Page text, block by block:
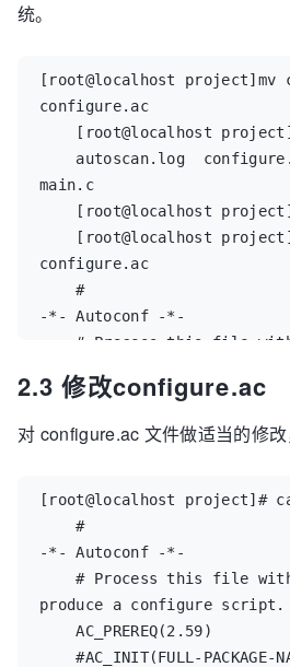
统。
[root@localhost project]mv
configure.ac
main.c
configure.ac
    #
-*- Autoconf -*-
    AC_PREREQ(2.59)
REPORT-ADDRESS)
    AC_CONFIG_HEADER([config.h])
    # Checks for programs.
    AC_PROG_CC
    # Checks for libraries.
    # Checks for header files.
    # Checks for typedefs, structures, and
compiler characteristics.
2.3 修改configure.ac
对 configure.ac 文件做适当的修改
[root@localhost project]#
    #
-*- Autoconf -*-
    # Process this file with autoconf to
produce a configure
    AC_PREREQ(2.59)
    #AC_INIT(FULL-PACKAGE-NAME, VERSION, BUG-